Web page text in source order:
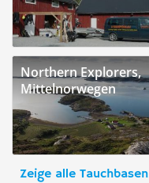
Northern Explorers,
Mittelnorwegen
Zeige alle Tauchbasen